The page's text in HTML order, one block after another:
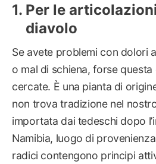
Per le
diavolo
Se avete problemi con dolori
o mal di schiena, forse questa
cercate. È una pianta di
non trova tradizione nel
importata dai tedeschi dopo
Namibia, luogo di
radici contengono principi